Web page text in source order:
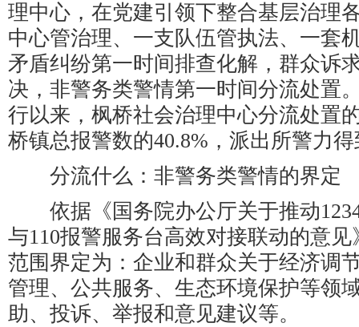
理中心，在党建引领下整合基层治理
中心管治理、一支队伍管执法、一套
矛盾纠纷第一时间排查化解，群众诉
决，非警务类警情第一时间分流处置
行以来，枫桥社会治理中心分流处置
桥镇总报警数的40.8%，派出所警力
分流什么：非警务类警情的界定
依据《国务院办公厅关于推动
与110报警服务台高效对接联动的意见
范围界定为：企业和群众关于经济调
管理、公共服务、生态环境保护等领
助、投诉、举报和意见建议等。